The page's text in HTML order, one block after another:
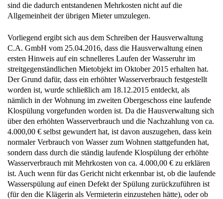
sind die dadurch entstandenen Mehrkosten nicht auf die
Allgemeinheit der übrigen Mieter umzulegen.
Vorliegend ergibt sich aus dem Schreiben der Hausverwaltung
C.A. GmbH vom 25.04.2016, dass die Hausverwaltung einen
ersten Hinweis auf ein schnelleres Laufen der Wasseruhr im
streitgegenständlichen Mietobjekt im Oktober 2015 erhalten hat.
Der Grund dafür, dass ein erhöhter Wasserverbrauch festgestellt
worden ist, wurde schließlich am 18.12.2015 entdeckt, als
nämlich in der Wohnung im zweiten Obergeschoss eine laufende
Klospülung vorgefunden worden ist. Da die Hausverwaltung sich
über den erhöhten Wasserverbrauch und die Nachzahlung von ca.
4.000,00 € selbst gewundert hat, ist davon auszugehen, dass kein
normaler Verbrauch von Wasser zum Wohnen stattgefunden hat,
sondern dass durch die ständig laufende Klospülung der erhöhte
Wasserverbrauch mit Mehrkosten von ca. 4.000,00 € zu erklären
ist. Auch wenn für das Gericht nicht erkennbar ist, ob die laufende
Wasserspülung auf einen Defekt der Spülung zurückzuführen ist
(für den die Klägerin als Vermieterin einzustehen hätte), oder ob